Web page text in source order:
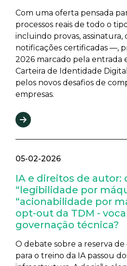
Com uma oferta pensada
processos reais de todo o
incluindo provas, assinatura,
notificações certificadas —,
2026 marcado pela entrada
Carteira de Identidade
pelos novos desafios de
empresas.
05-02-2026
IA e direitos de autor:
“legibilidade por
“acionabilidade por
opt-out da TDM -
governação técnica?
O debate sobre a reserva
para o treino da IA passou